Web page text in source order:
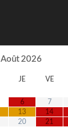
Août 2026
JE VE
6 7
13 14
20 21